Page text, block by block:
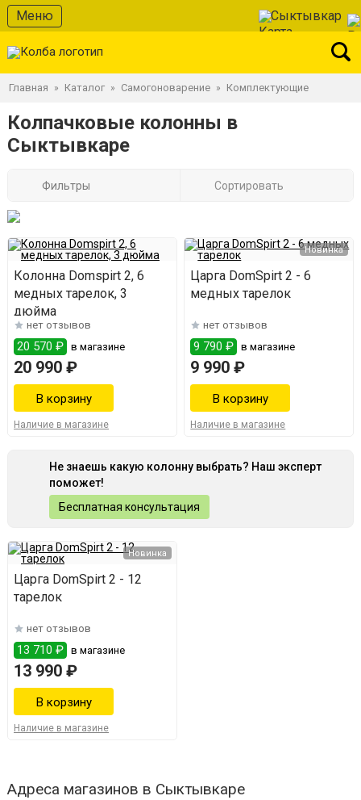
Меню Сыктывкар
Главная » Каталог » Самогоноварение » Комплектующие
Колпачковые колонны в
Сыктывкаре
Фильтры Сортировать
Колонна Domspirt 2, 6
медных тарелок, 3
дюйма
нет отзывов
20 570 ₽ в магазине
20 990 ₽
Наличие в магазине
Новинка
Царга DomSpirt 2 - 6
медных тарелок
нет отзывов
9 790 ₽ в магазине
9 990 ₽
Наличие в магазине
Не знаешь какую колонну выбрать? Наш эксперт
поможет!
Бесплатная консультация
Новинка
Царга DomSpirt 2 - 12
тарелок
нет отзывов
13 710 ₽ в магазине
13 990 ₽
Наличие в магазине
Адреса магазинов в Сыктывкаре